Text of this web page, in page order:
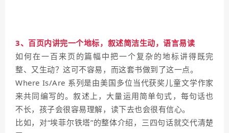
3、百页内讲完一个地标，叙述简洁生动，语言易读
如何在一百来页的篇幅中把一个复杂的地标讲得既完
整、又生动？这可不容易，而这套书做到了这一点。
Where Is/Are 系列是由美国多位当代获奖儿童文学作家
来共同编写的。叙述上，大量运用简单句式，每句话也
不长，孩子会很容易理解，读下去也会很有信心。
比如，对“埃菲尔铁塔”的整体介绍，三四句话就交代清楚